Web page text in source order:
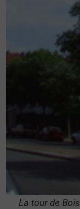
La tour de